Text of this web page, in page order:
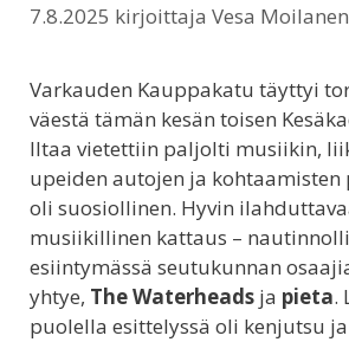
7.8.2025 kirjoittaja Vesa Moilanen
Varkauden Kauppakatu täyttyi
väestä tämän kesän toisen
Iltaa vietettiin paljolti musiikin,
upeiden autojen ja kohtaamisten
oli suosiollinen. Hyvin
musiikillinen kattaus –
esiintymässä seutukunnan
yhtye, The Waterheads ja pieta.
puolella esittelyssä oli kenjutsu